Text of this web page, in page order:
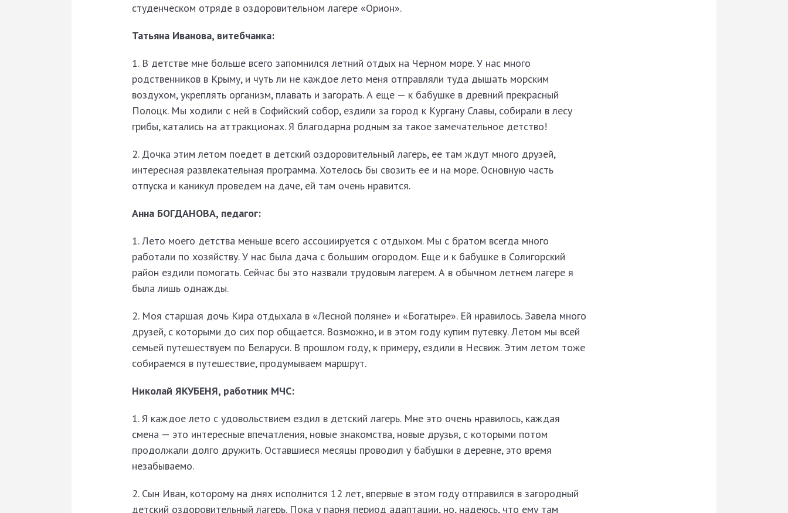
студенческом отряде в оздоровительном лагере «Орион».
Татьяна Иванова, витебчанка:
1. В детстве мне больше всего запомнился летний отдых на Черном море. У нас много
родственников в Крыму, и чуть ли не каждое лето меня отправляли туда дышать морским
воздухом, укреплять организм, плавать и загорать. А еще — к бабушке в древний прекрасный
Полоцк. Мы ходили с ней в Софийский собор, ездили за город к Кургану Славы, собирали в лесу
грибы, катались на аттракционах. Я благодарна родным за такое замечательное детство!
2. Дочка этим летом поедет в детский оздоровительный лагерь, ее там ждут много друзей,
интересная развлекательная программа. Хотелось бы свозить ее и на море. Основную часть
отпуска и каникул проведем на даче, ей там очень нравится.
Анна БОГДАНОВА, педагог:
1. Лето моего детства меньше всего ассоциируется с отдыхом. Мы с братом всегда много
работали по хозяйству. У нас была дача с большим огородом. Еще и к бабушке в Солигорский
район ездили помогать. Сейчас бы это назвали трудовым лагерем. А в обычном летнем лагере я
была лишь однажды.
2. Моя старшая дочь Кира отдыхала в «Лесной поляне» и «Богатыре». Ей нравилось. Завела много
друзей, с которыми до сих пор общается. Возможно, и в этом году купим путевку. Летом мы всей
семьей путешествуем по Беларуси. В прошлом году, к примеру, ездили в Несвиж. Этим летом тоже
собираемся в путешествие, продумываем маршрут.
Николай ЯКУБЕНЯ, работник МЧС:
1. Я каждое лето с удовольствием ездил в детский лагерь. Мне это очень нравилось, каждая
смена — это интересные впечатления, новые знакомства, новые друзья, с которыми потом
продолжали долго дружить. Оставшиеся месяцы проводил у бабушки в деревне, это время
незабываемо.
2. Сын Иван, которому на днях исполнится 12 лет, впервые в этом году отправился в загородный
детский оздоровительный лагерь. Пока у парня период адаптации, но, надеюсь, что ему там